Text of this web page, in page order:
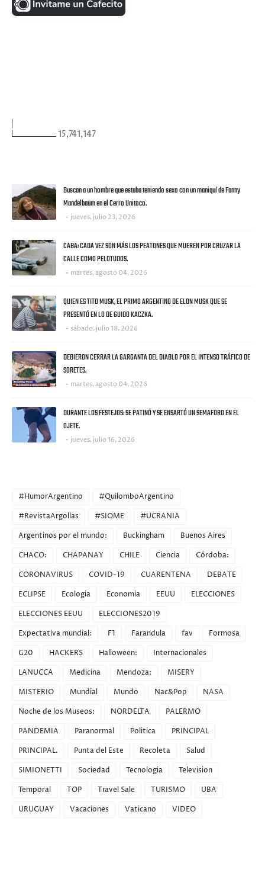
15,741,147
Buscan a un hombre que estaba teniendo sexo con un maniquí de Fanny
Mandelbaum en el Cerro Unitoco.
jueves, julio 23, 2026
CABA: CADA VEZ SON MÁS LOS PEATONES QUE MUEREN POR CRUZAR LA
CALLE COMO PELOTUDOS.
martes, agosto 04, 2026
QUIEN ES TITO MUSK, EL PRIMO ARGENTINO DE ELON MUSK QUE SE
PRESENTÓ EN LO DE GUIDO KACZKA.
sábado, julio 18, 2026
DEBIERON CERRAR LA GARGANTA DEL DIABLO POR EL INTENSO TRÁFICO DE
SORETES.
martes, agosto 04, 2026
DURANTE LOS FESTEJOS: SE PATINÓ Y SE ENSARTÓ UN SEMAFORO EN EL
OJETE.
jueves, julio 16, 2026
#HumorArgentino
#QuilomboArgentino
#RevistaArgollas
#SIOME
#UCRANIA
Argentinos por el mundo:
Buckingham
Buenos Aires
CHACO:
CHAPANAY CHILE Ciencia
Córdoba:
CORONAVIRUS
COVID-19 CUARENTENA
DEBATE
ECLIPSE
Ecologia Economia EEUU
ELECCIONES
ELECCIONES EEUU
ELECCIONES2019
Expectativa mundial:
F1 Farandula fav
Formosa
G20
HACKERS Halloween:
Internacionales
LANUCCA
Medicina Mendoza:
MISERY
MISTERIO
Mundial Mundo Nac&Pop
NASA
Noche de los Museos:
NORDELTA
PALERMO
PANDEMIA
Paranormal Politica
PRINCIPAL
PRINCIPAL.
Punta del Este Recoleta
Salud
SIMIONETTI
Sociedad Tecnologia
Television
Temporal
TOP Travel Sale TURISMO
UBA
URUGUAY
Vacaciones Vaticano VIDEO